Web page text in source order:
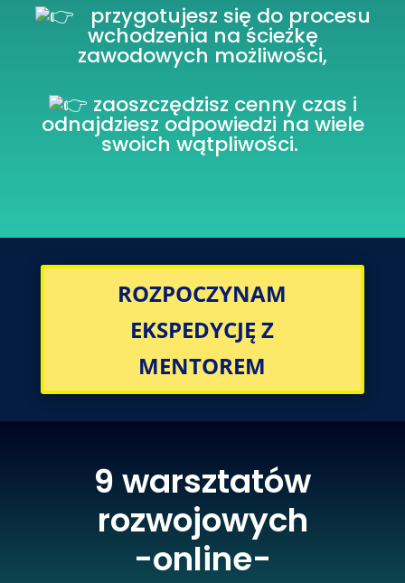
przygotujesz się do procesu
wchodzenia na ścieżkę
zawodowych możliwości,
zaoszczędzisz cenny czas i
odnajdziesz odpowiedzi na wiele
swoich wątpliwości.
ROZPOCZYNAM
EKSPEDYCJĘ Z
MENTOREM
9 warsztatów
rozwojowych
-online-